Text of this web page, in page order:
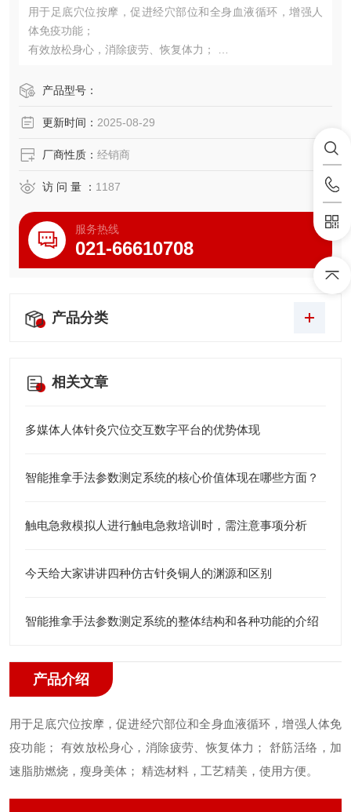
用于足底穴位按摩，促进经穴部位和全身血液循环，增强人
体免疫功能；
有效放松身心，消除疲劳、恢复体力；
精选材料，工艺精美，使用方便。
产品型号：
更新时间： 2025-08-29
厂商性质： 经销商
访 问 量 ： 1187
服务热线
021-66610708
产品分类
相关文章
多媒体人体针灸穴位交互数字平台的优势体现
智能推拿手法参数测定系统的核心价值体现在哪些方面？
触电急救模拟人进行触电急救培训时，需注意事项分析
今天给大家讲讲四种仿古针灸铜人的渊源和区别
智能推拿手法参数测定系统的整体结构和各种功能的介绍
产品介绍
用于足底穴位按摩，促进经穴部位和全身血液循环，增强人体免
疫功能； 有效放松身心，消除疲劳、恢复体力； 舒筋活络，加
速脂肪燃烧，瘦身美体； 精选材料，工艺精美，使用方便。